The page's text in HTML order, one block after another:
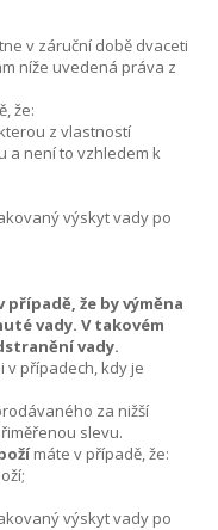
v záruční době dvaceti
níže uvedená práva z
že:
z vlastností
a není to vzhledem k
výskyt vady po
že by výměna
vady. V takovém
vady.
v případech, kdy je
za nižší
slevu.
máte v případě, že:
výskyt vady po